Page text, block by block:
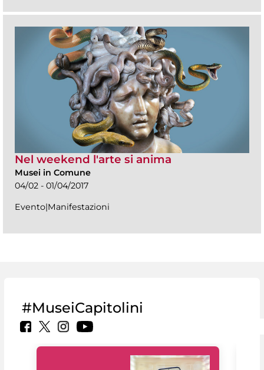
Nel weekend l'arte si anima
Musei in Comune
04/02 - 01/04/2017
Evento|Manifestazioni
#MuseiCapitolini